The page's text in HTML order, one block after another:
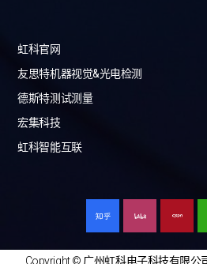
虹科官网
友思特机器视觉&光电检测
德斯特测试测量
宏集科技
虹科智能互联
Copyright © 广州虹科电子科技有限公